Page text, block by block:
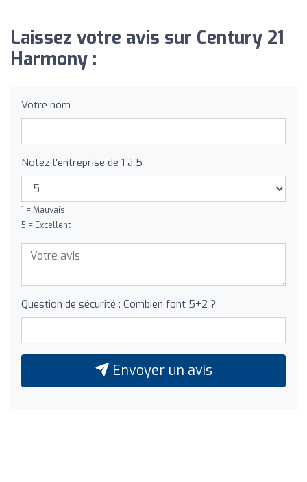
Laissez votre avis sur Century 21
Harmony :
Votre nom
Notez l'entreprise de 1 à 5
1 = Mauvais
5 = Excellent
Question de sécurité : Combien font 5+2 ?
Envoyer un avis